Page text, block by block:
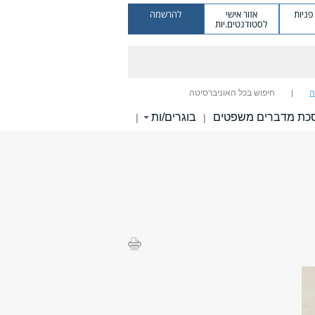
אזור אישי
לסטודנטים.יות
להרשמה
חיפוש בכל האוניברסיטה
מדברים משפטים | בוגרים/ות |